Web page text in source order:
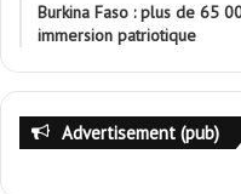
Burkina Faso : plus de 65
immersion patriotique
Advertisement (pub)